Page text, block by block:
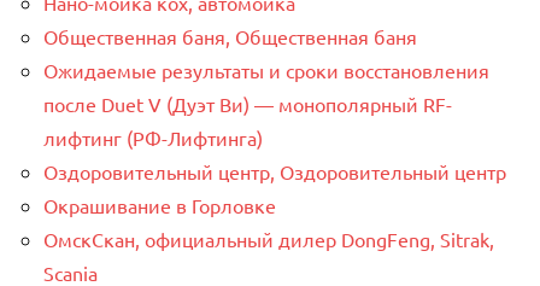
Общественная баня, Общественная баня
Ожидаемые результаты и сроки восстановления
после Duet V (Дуэт Ви) — монополярный RF-
лифтинг (РФ-Лифтинга)
Оздоровительный центр, Оздоровительный центр
Окрашивание в Горловке
ОмскСкан, официальный дилер DongFeng, Sitrak,
Scania